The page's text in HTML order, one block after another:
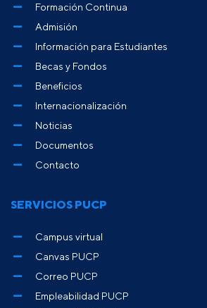
Formación Continua
Admisión
Información para Estudiantes
Becas y Fondos
Beneficios
Internacionalización
Noticias
Documentos
Contacto
SERVICIOS PUCP
Campus virtual
Canvas PUCP
Correo PUCP
Empleabilidad PUCP